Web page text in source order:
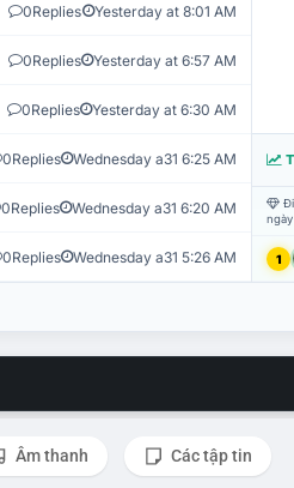
0Replies Yesterday at 8:01 AM
0Replies Yesterday at 6:57 AM
0Replies Yesterday at 6:30 AM
0Replies Wednesday a31 6:25 AM
0Replies Wednesday a31 6:20 AM
0Replies Wednesday a31 5:26 AM 1
Âm thanh Các tập tin